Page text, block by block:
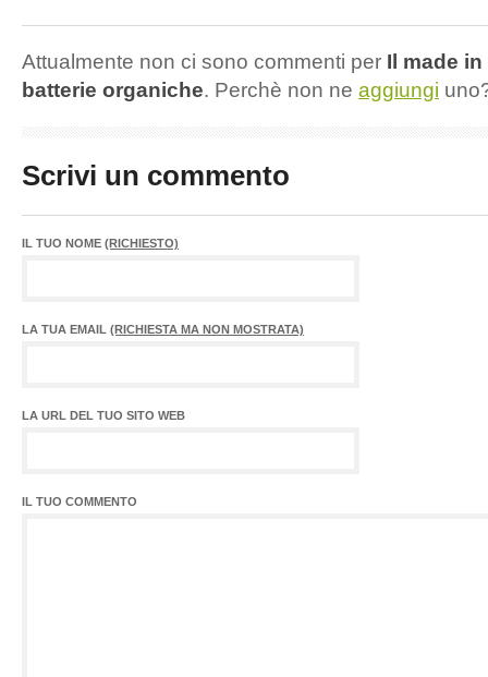
Attualmente non ci sono commenti per Il made
batterie organiche. Perchè non ne aggiungi
Scrivi un commento
IL TUO NOME (RICHIESTO)
LA TUA EMAIL (RICHIESTA MA NON MOSTRATA)
LA URL DEL TUO SITO WEB
IL TUO COMMENTO